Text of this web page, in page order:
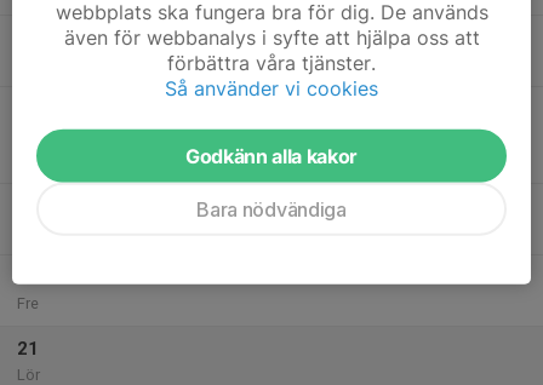
17:30
Fäktning U15-senior Träningsgrupp
Chapmanskolans övre gymnastiksal
Tor
19:30
Träningsgrupp
Chapmanskolans övre gymnastiksal
Träning - Fäktskolan Nybörjarkurs/Fäktskolan
Fre
21
Lör
webbplats ska fungera bra för dig. De används
även för webbanalys i syfte att hjälpa oss att
förbättra våra tjänster.
Så använder vi cookies
Godkänn alla kakor
Bara nödvändiga